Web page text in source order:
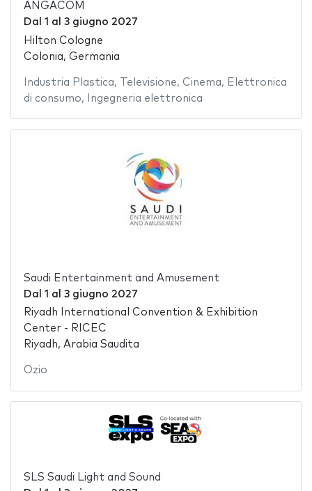
ANGACOM
Dal 1 al 3 giugno 2027
Hilton Cologne
Colonia, Germania
Industria Plastica, Televisione, Cinema, Elettronica
di consumo, Ingegneria elettronica
Saudi Entertainment and Amusement
Dal 1 al 3 giugno 2027
Riyadh International Convention & Exhibition
Center - RICEC
Riyadh, Arabia Saudita
Ozio
SLS Saudi Light and Sound